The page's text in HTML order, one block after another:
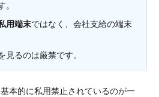
。
用端末ではなく、会社支給の端末
見るのは厳禁です。
本的に私用禁止されているのが一